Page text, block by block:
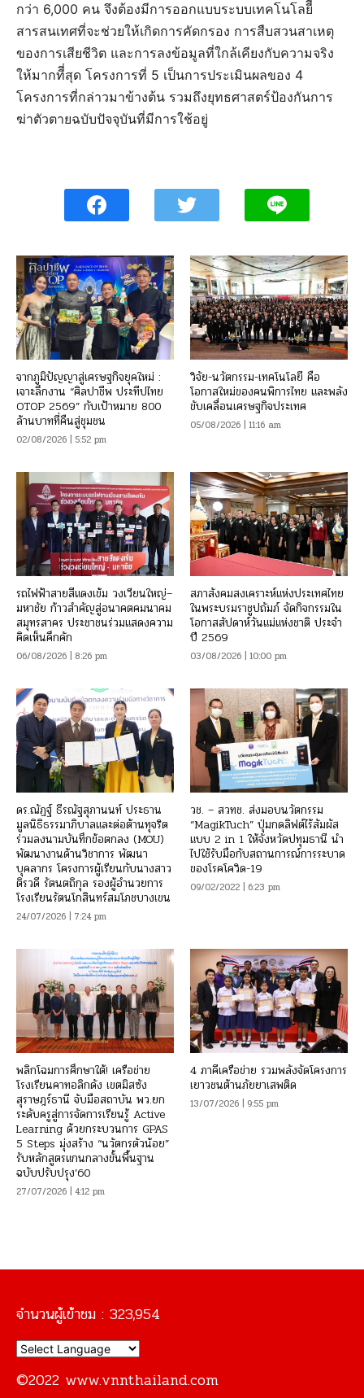
กว่า 6,000 คน จึงต้องมีการออกแบบระบบเทคโนโลยีี
สารสนเทศที่จะช่วยให้เกิดการคัดกรอง การสืบสวนสาเหตุ
ของการเสียชีวิต และการลงข้อมูลที่ใกล้เคียงกับความจริง
ให้มากทีี่สุด โครงการที่ 5 เป็นการประเมินผลของ 4
โครงการที่กล่าวมาข้างต้น รวมถึงยุทธศาสตร์ป้องกันการ
ฆ่าตัวตายฉบับปัจจุบันที่มีการใช้อยู่
จากภูมิปัญญาสู่เศรษฐกิจยุคใหม่ :
เจาะลึกงาน “ศิลปาชีพ ประทีปไทย
OTOP 2569” กับเป้าหมาย 800
ล้านบาทที่คืนสู่ชุมชน
02/08/2026 | 5:52 pm
วิจัย-นวัตกรรม-เทคโนโลยี คือ
โอกาสใหม่ของคนพิการไทย และพลัง
ขับเคลื่อนเศรษฐกิจประเทศ
05/08/2026 | 11:16 am
รถไฟฟ้าสายสีแดงเข้ม วงเวียนใหญ่–
มหาชัย ก้าวสำคัญสู่อนาคตคมนาคม
สมุทรสาคร ประชาชนร่วมแสดงความ
คิดเห็นคึกคัก
06/08/2026 | 8:26 pm
สภาสังคมสงเคราะห์แห่งประเทศไทย
ในพระบรมราชูปถัมภ์ จัดกิจกรรมใน
โอกาสสัปดาห์วันแม่แห่งชาติ ประจำ
ปี 2569
03/08/2026 | 10:00 pm
ดร.ณัฏฐ์ ธีรณัฐสุภานนท์ ประธาน
มูลนิธิธรรมาภิบาลและต่อต้านทุจริต
ร่วมลงนามบันทึกข้อตกลง (MOU)
พัฒนางานด้านวิชาการ พัฒนา
บุคลากร โครงการผู้เรียนกับนางสาว
ติรวดี รัตนตถิกุล รองผู้อำนวยการ
โรงเรียนรัตนโกสินทร์สมโภชบางเขน
24/07/2026 | 7:24 pm
วช. – สวทช. ส่งมอบนวัตกรรม
“MagikTuch” ปุ่มกดลิฟต์ไร้สัมผัส
แบบ 2 in 1 ให้จังหวัดปทุมธานี นำ
ไปใช้รับมือกับสถานการณ์การระบาด
ของโรคโควิด-19
09/02/2022 | 6:23 pm
พลิกโฉมการศึกษาใต้! เครือข่าย
โรงเรียนคาทอลิกดัง เขตมิสซัง
สุราษฎร์ธานี จับมือสถาบัน พว.ยก
ระดับครูสู่การจัดการเรียนรู้ Active
Learning ด้วยกระบวนการ GPAS
5 Steps มุ่งสร้าง “นวัตกรตัวน้อย”
รับหลักสูตรแกนกลางขั้นพื้นฐาน
ฉบับปรับปรุง’60
27/07/2026 | 4:12 pm
4 ภาคีเครือข่าย รวมพลังจัดโครงการ
เยาวชนต้านภัยยาเสพติด
13/07/2026 | 9:55 pm
จำนวนผู้เข้าชม : 323,954
©2022 www.vnnthailand.com